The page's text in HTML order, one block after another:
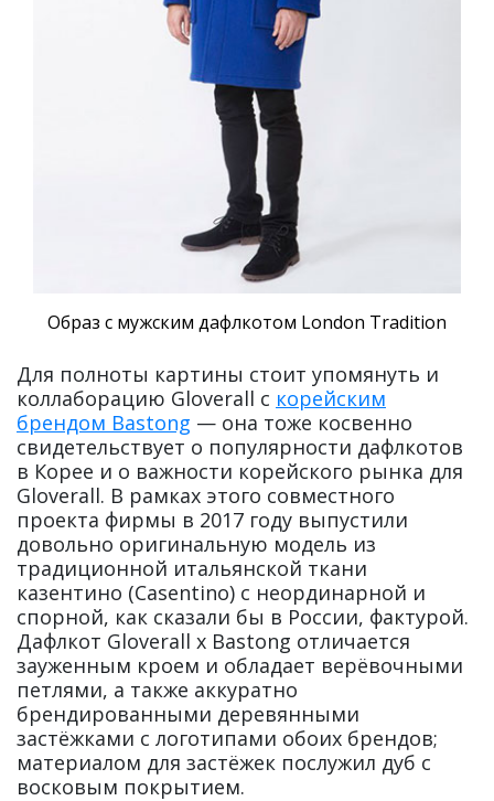
Образ с мужским дафлкотом London Tradition
Для полноты картины стоит упомянуть и
коллаборацию Gloverall с корейским
брендом Bastong — она тоже косвенно
свидетельствует о популярности дафлкотов
в Корее и о важности корейского рынка для
Gloverall. В рамках этого совместного
проекта фирмы в 2017 году выпустили
довольно оригинальную модель из
традиционной итальянской ткани
казентино (Casentino) с неординарной и
спорной, как сказали бы в России, фактурой.
Дафлкот Gloverall x Bastong отличается
зауженным кроем и обладает верёвочными
петлями, а также аккуратно
брендированными деревянными
застёжками с логотипами обоих брендов;
материалом для застёжек послужил дуб с
восковым покрытием.